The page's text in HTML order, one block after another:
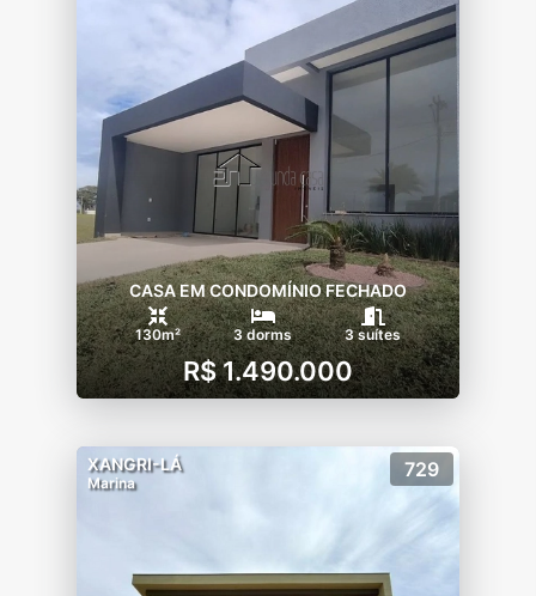
CASA EM CONDOMÍNIO FECHADO
130m² 3 dorms 3 suítes
R$ 1.490.000
XANGRI-LÁ
Marina
729